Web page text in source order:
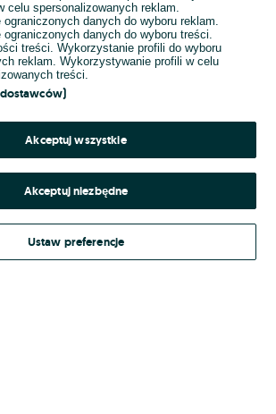
jednego z dostawców wskazanych powyżej,
serwisu OLX.pl w jego aktualnym brzmieniu.
celu spersonalizowanych reklam.
danych do wyboru reklam.
danych do wyboru treści.
treści. Wykorzystanie profili do wyboru
reklam. Wykorzystywanie profili w celu
treści.
Akceptuj wszystkie
Akceptuj niezbędne
Ustaw preferencje